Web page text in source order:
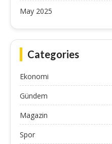
May 2025
Categories
Ekonomi
Gündem
Magazin
Spor